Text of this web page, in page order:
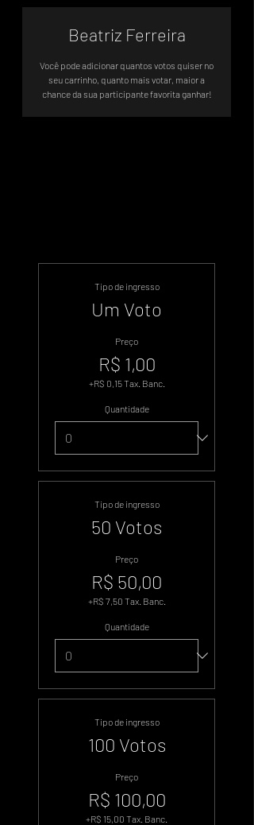
Beatriz Ferreira
Você pode adicionar quantos votos quiser no
seu carrinho, quanto mais votar, maior a
chance da sua participante favorita ganhar!
Tipo de ingresso
Um Voto
Preço
R$ 1,00
+R$ 0,15 Tax. Banc.
Quantidade
Tipo de ingresso
50 Votos
Preço
R$ 50,00
+R$ 7,50 Tax. Banc.
Quantidade
Tipo de ingresso
100 Votos
Preço
R$ 100,00
+R$ 15,00 Tax. Banc.